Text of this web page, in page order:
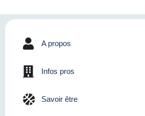
A propos
Infos pros
Savoir être